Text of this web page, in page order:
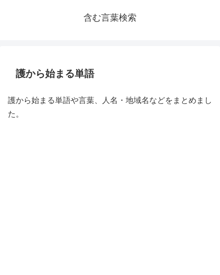
含む言葉検索
護から始まる単語
護から始まる単語や言葉、人名・地域名などをまとめまし
た。